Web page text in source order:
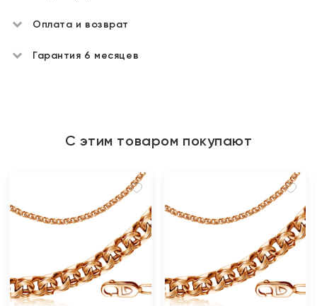
Оплата и возврат
Гарантия 6 месяцев
С этим товаром покупают